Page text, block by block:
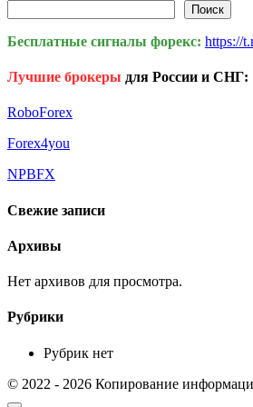
Поиск
Бесплатные сигналы форекс: https://
Лучшие брокеры для России и СНГ:
RoboForex
Forex4you
NPBFX
Свежие записи
Архивы
Нет архивов для просмотра.
Рубрики
Рубрик нет
© 2022 - 2026 Копирование